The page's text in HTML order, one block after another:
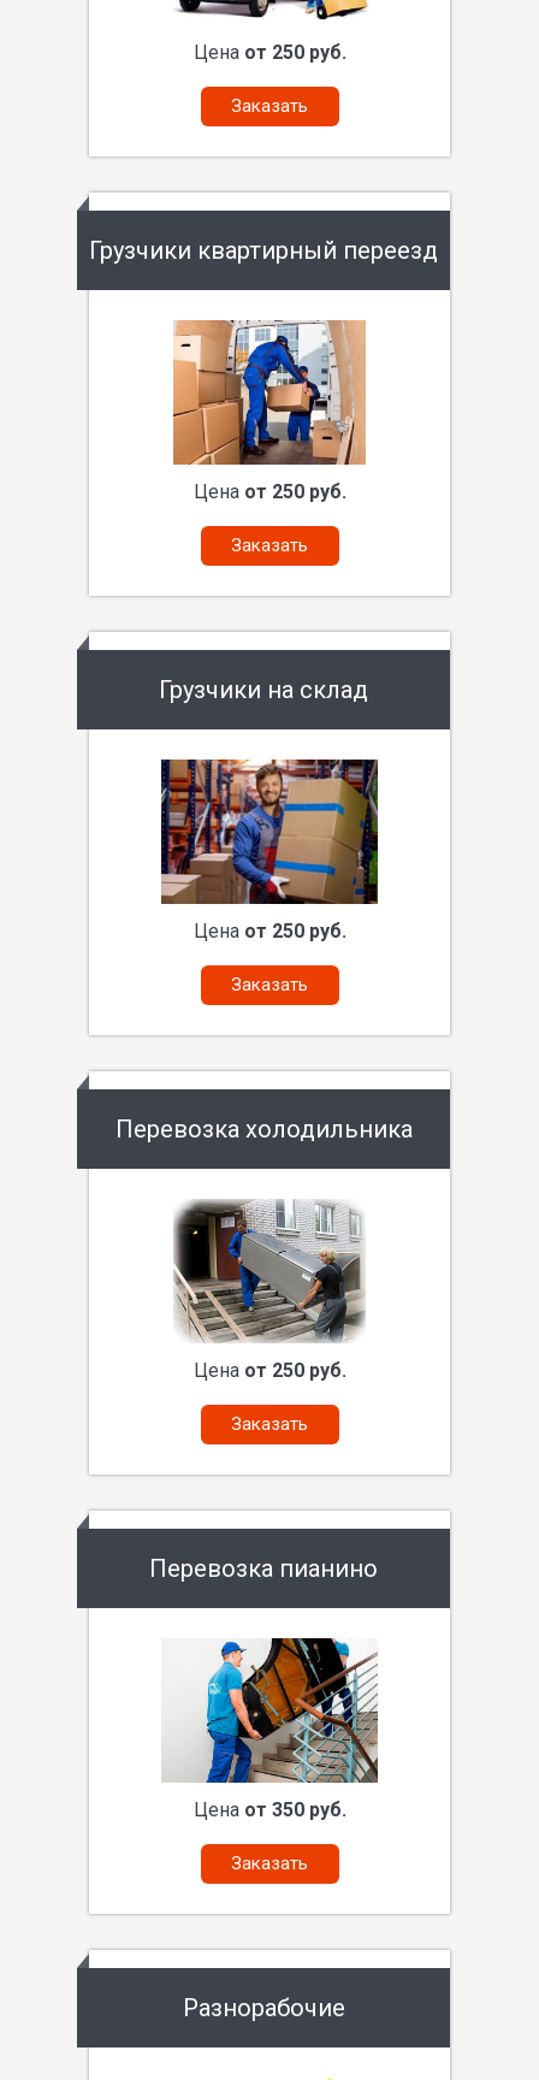
Цена от 250 руб.
Заказать
Грузчики квартирный переезд
Цена от 250 руб.
Заказать
Грузчики на склад
Цена от 250 руб.
Заказать
Перевозка холодильника
Цена от 250 руб.
Заказать
Перевозка пианино
Цена от 350 руб.
Заказать
Разнорабочие